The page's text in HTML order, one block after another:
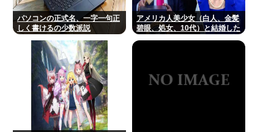
パソコンの正式名、一字一句正
しく書けるの少数派説
アメリカ人美少女（白人、金髪
碧眼、処女、10代）と結婚した